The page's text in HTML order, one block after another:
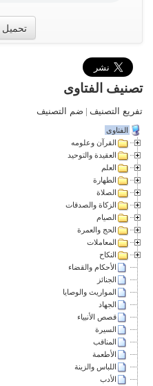
تحميل
تصنيف الفتاوى
تفريع التصنيف | ضم التصنيف
الفتاوى
القرآن وعلومه
العقيدة والتوحيد
العلم
الطهارة
الصلاة
الزكاة والصدقات
الصيام
الحج والعمرة
المعاملات
النكاح
الأحكام والقضاء
الجنائز
المواريث والوصايا
الجهاد
قصص الأنبياء
السيرة
المناقب
الأطعمة
اللباس والزينة
الأدب